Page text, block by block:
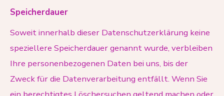
Speicherdauer
Soweit innerhalb dieser Datenschutzerklärung keine
speziellere Speicherdauer genannt wurde, verbleiben
Ihre personenbezogenen Daten bei uns, bis der
Zweck für die Datenverarbeitung entfällt. Wenn Sie